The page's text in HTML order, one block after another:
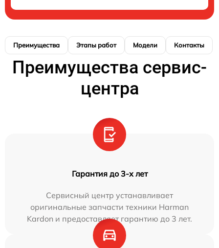
Преимущества Этапы работ Модели Контакты
Преимущества сервис-
центра
Гарантия до 3-х лет
Сервисный центр устанавливает
оригинальные запчасти техники Harman
Kardon и предоставляет гарантию до 3 лет.